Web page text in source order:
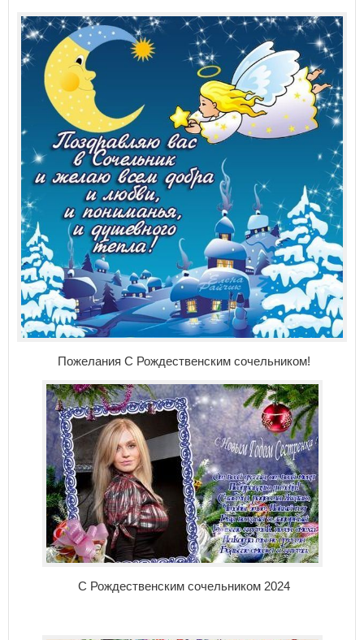
Пожелания С Рождественским сочельником!
С Рождественским сочельником 2024